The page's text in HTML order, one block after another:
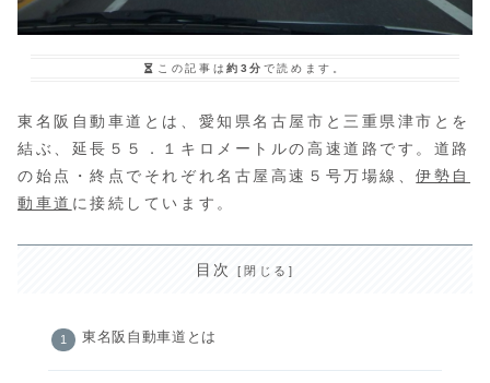
この記事は約3分 で読めます。
東名阪自動車道とは、愛知県名古屋市と三重県津市とを
結ぶ、延長５５．１キロメートルの高速道路です。道路
の始点・終点でそれぞれ名古屋高速５号万場線、伊勢自
動車道 に接続しています。
目次
東名阪自動車道とは